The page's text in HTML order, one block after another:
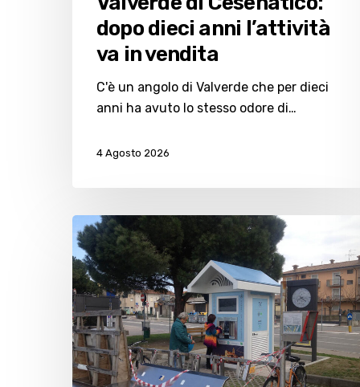
vendita
dopo dieci anni l’attività
va in vendita
C'è un angolo di Valverde che per dieci
anni ha avuto lo stesso odore di…
4 Agosto 2026
Cesenatico:
una
nuova
casa
dell’acqua
a
Villamarina